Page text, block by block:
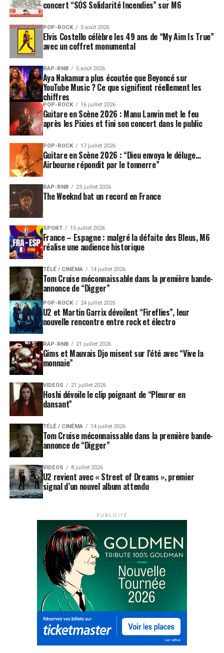
concert “SOS Solidarité Incendies” sur M6
POP-ROCK 5 août 2026
Elvis Costello célèbre les 49 ans de “My Aim Is True”
avec un coffret monumental
RAP-RNB 5 août 2026
Aya Nakamura plus écoutée que Beyoncé sur
YouTube Music ? Ce que signifient réellement les
chiffres
POP-ROCK 16 juillet 2026
Guitare en Scène 2026 : Manu Lanvin met le feu
après les Pixies et fini son concert dans le public
POP-ROCK 17 juillet 2026
Guitare en Scène 2026 : “Dieu envoya le déluge…
Airbourne répondit par le tonnerre”
RAP-RNB 23 juillet 2026
The Weeknd bat un record en France
SPORT 15 juillet 2026
France – Espagne : malgré la défaite des Bleus, M6
réalise une audience historique
TÉLÉ / CINÉMA 14 juillet 2026
Tom Cruise méconnaissable dans la première bande-
annonce de “Digger”
POP-ROCK 24 juillet 2026
U2 et Martin Garrix dévoilent “Fireflies”, leur
nouvelle rencontre entre rock et électro
RAP-RNB 21 juillet 2026
Gims et Mauvais Djo misent sur l’été avec “Vive la
monnaie”
VIDEOS 21 juillet 2026
Hoshi dévoile le clip poignant de “Pleurer en
dansant”
TÉLÉ / CINÉMA 14 juillet 2026
Tom Cruise méconnaissable dans la première bande-
annonce de “Digger”
VIDEOS 8 juillet 2026
U2 revient avec « Street of Dreams », premier
signal d’un nouvel album attendu
PUBLICITÉ